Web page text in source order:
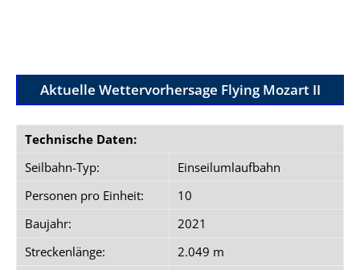
Aktuelle Wettervorhersage Flying Mozart II
Technische Daten:
Seilbahn-Typ:
Einseilumlaufbahn
Personen pro Einheit:
10
Baujahr:
2021
Streckenlänge:
2.049 m